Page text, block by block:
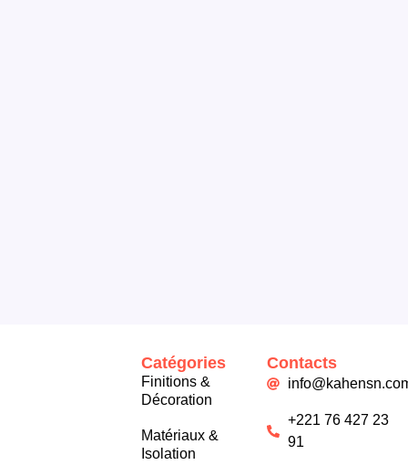
Catégories
Finitions &
Décoration
Matériaux &
Isolation
Contacts
+221 76 427 23
91